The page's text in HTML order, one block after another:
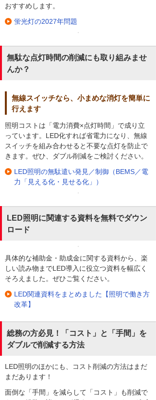
おすすめします。
蛍光灯の2027年問題
無駄な点灯時間の削減にも取り組みませ
んか？
無線スイッチなら、小まめな消灯を簡単に
行えます
照明コストは「電力消費×点灯時間」で成り立
っています。LED化すれば省電力になり、無線
スイッチを組み合わせると不要な点灯を防止で
きます。ぜひ、ダブル削減をご検討ください。
LED照明の無駄遣い発見／制御（BEMS／電
力「見える化・見せる化」）
LED照明に関連する資料を無料でダウン
ロード
具体的な補助金・助成金に関する資料から、楽
しい読み物までLED導入に役立つ資料を幅広く
そろえました。ぜひご覧ください。
LED関連資料をまとめました【照明で働き方
改革】
総務の方必見！「コスト」と「手間」を
ダブルで削減する方法
LED照明のほかにも、コスト削減の方法はまだ
まだあります！
面倒な「手間」を減らして「コスト」も削減で